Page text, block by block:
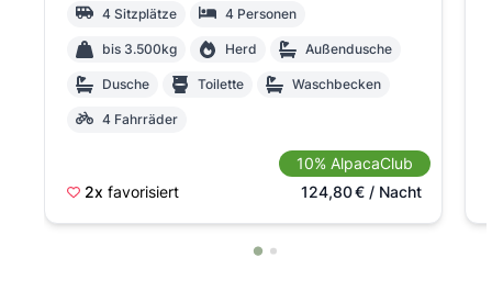
4 Sitzplätze 4 Personen
bis 3.500kg Herd Außendusche
Dusche Toilette Waschbecken
4 Fahrräder
2x favorisiert
10% AlpacaClub
124,80€/ Nacht